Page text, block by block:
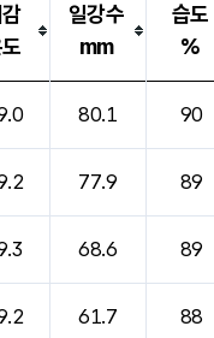
일강수
mm
습도
%
80.1 90
77.9 89
68.6 89
61.7 88